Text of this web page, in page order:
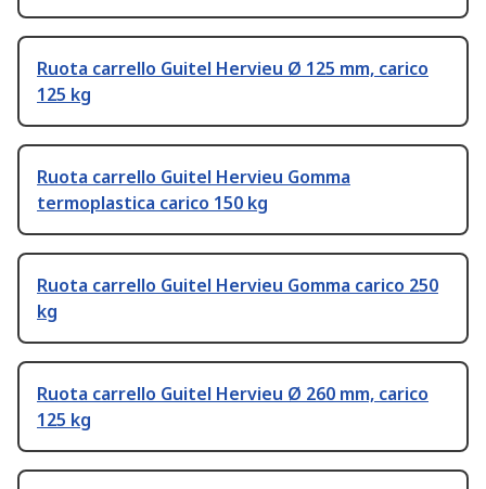
Ruota carrello Guitel Hervieu Ø 125 mm, carico
125 kg
Ruota carrello Guitel Hervieu Gomma
termoplastica carico 150 kg
Ruota carrello Guitel Hervieu Gomma carico 250
kg
Ruota carrello Guitel Hervieu Ø 260 mm, carico
125 kg